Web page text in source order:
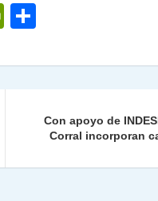
P
nt
dl
m
ar
tir
Con apoyo de
Corral incorporan